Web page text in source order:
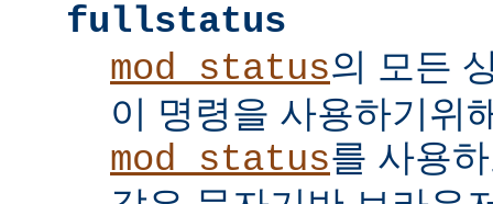
fullstatus
mod_status의 모든
이 명령을 사용하기위
mod_status를 사용